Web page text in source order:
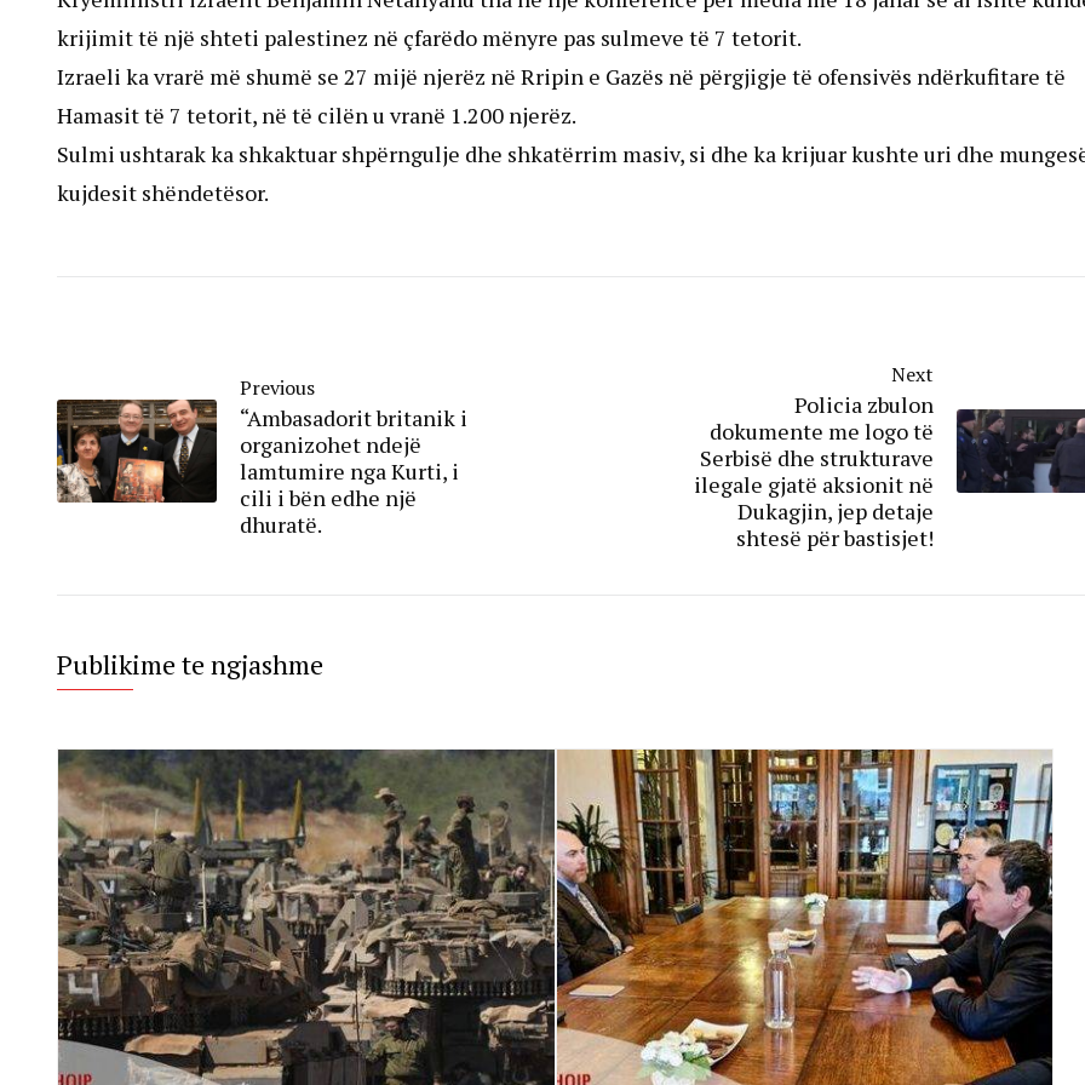
krijimit të një shteti palestinez në çfarëdo mënyre pas sulmeve të 7 tetorit.
Izraeli ka vrarë më shumë se 27 mijë njerëz në Rripin e Gazës në përgjigje të ofensivës ndërkufitare të
Hamasit të 7 tetorit, në të cilën u vranë 1.200 njerëz.
Sulmi ushtarak ka shkaktuar shpërngulje dhe shkatërrim masiv, si dhe ka krijuar kushte uri dhe
kujdesit shëndetësor.
Previous
“Ambasadorit britanik i
organizohet ndejë
lamtumire nga Kurti, i
cili i bën edhe një
dhuratë.
Next
Policia zbulon
dokumente me logo të
Serbisë dhe strukturave
ilegale gjatë aksionit në
Dukagjin, jep detaje
shtesë për bastisjet!
Publikime te ngjashme